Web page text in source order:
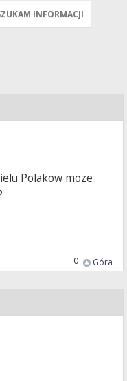
INFORMACJI
Polakow moze
Góra
0